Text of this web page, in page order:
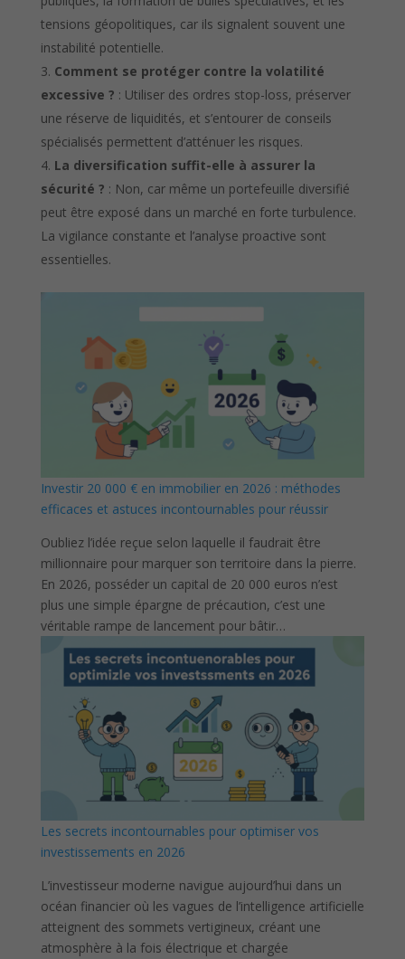
tensions géopolitiques, car ils signalent souvent une
instabilité potentielle.
Comment se protéger contre la volatilité
excessive ? : Utiliser des ordres stop-loss, préserver
une réserve de liquidités, et s’entourer de conseils
spécialisés permettent d’atténuer les risques.
La diversification suffit-elle à assurer la
sécurité ? : Non, car même un portefeuille diversifié
peut être exposé dans un marché en forte turbulence.
La vigilance constante et l’analyse proactive sont
essentielles.
Investir 20 000 € en immobilier en 2026 : méthodes
efficaces et astuces incontournables pour réussir
Oubliez l’idée reçue selon laquelle il faudrait être
millionnaire pour marquer son territoire dans la pierre.
En 2026, posséder un capital de 20 000 euros n’est
plus une simple épargne de précaution, c’est une
véritable rampe de lancement pour bâtir…
Les secrets incontournables pour optimiser vos
investissements en 2026
L’investisseur moderne navigue aujourd’hui dans un
océan financier où les vagues de l’intelligence artificielle
atteignent des sommets vertigineux, créant une
atmosphère à la fois électrique et chargée